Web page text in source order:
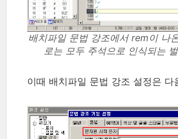
배치파일 문법 강조에서 rem이 나
로는 모두 주석으로 인식되는
이때 배치파일 문법 강조 설정은 다